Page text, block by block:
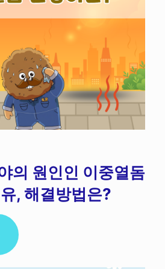
의 원인인 이중열돔
, 해결방법은?